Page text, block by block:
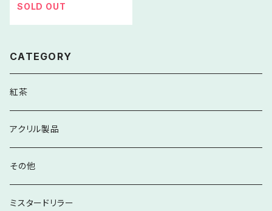
SOLD OUT
CATEGORY
紅茶
アクリル製品
その他
ミスタードリラー